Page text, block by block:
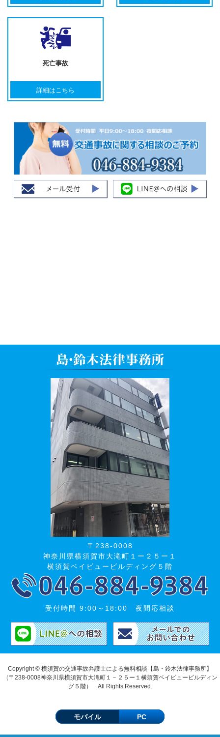
死亡事故
詳細はこちら
〒238-0008
神奈川県横須賀市大滝町１ー２５ー１
横須賀ベイビュービルディング５階
受付時間 9:00～18:00 夜間応相談
Copyright © 横須賀の交通事故弁護士による無料相談【島・鈴木法律事務所】
（〒238-0008神奈川県横須賀市大滝町１－２５ー１横須賀ベイビュービルディン
グ５階） All Rights Reserved.
モバイル PC